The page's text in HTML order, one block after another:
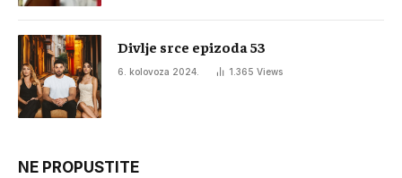
Divlje srce epizoda 53
6. kolovoza 2024. 1.365 Views
NE PROPUSTITE